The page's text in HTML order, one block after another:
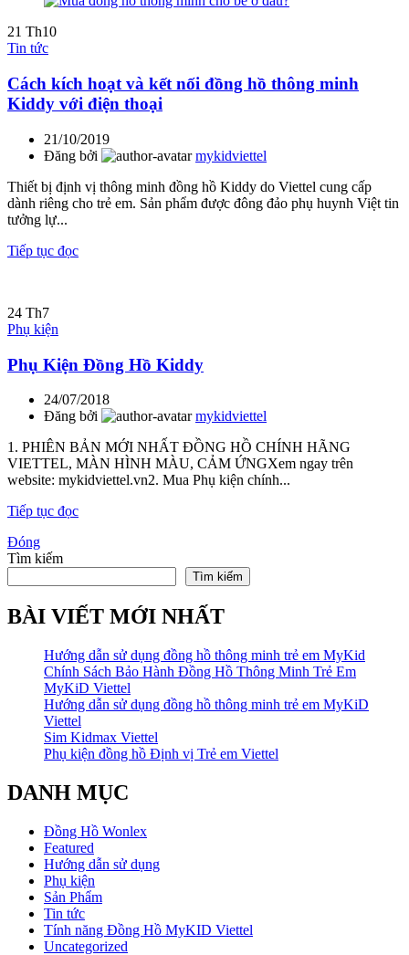
21 Th10
Tin tức
Cách kích hoạt và kết nối đồng hồ thông minh
Kiddy với điện thoại
21/10/2019
Đăng bởi
mykidviettel
Thiết bị định vị thông minh đồng hồ Kiddy do Viettel cung cấp
dành riêng cho trẻ em. Sản phẩm được đông đảo phụ huynh Việt tin
tưởng lự...
Tiếp tục đọc
24 Th7
Phụ kiện
Phụ Kiện Đồng Hồ Kiddy
24/07/2018
Đăng bởi
mykidviettel
1. PHIÊN BẢN MỚI NHẤT ĐỒNG HỒ CHÍNH HÃNG
VIETTEL, MÀN HÌNH MÀU, CẢM ỨNGXem ngay trên
website: mykidviettel.vn2. Mua Phụ kiện chính...
Tiếp tục đọc
Đóng
Tìm kiếm
Tìm kiếm
BÀI VIẾT MỚI NHẤT
Hướng dẫn sử dụng đồng hồ thông minh trẻ em MyKid
Chính Sách Bảo Hành Đồng Hồ Thông Minh Trẻ Em
MyKiD Viettel
Hướng dẫn sử dụng đồng hồ thông minh trẻ em MyKiD
Viettel
Sim Kidmax Viettel
Phụ kiện đồng hồ Định vị Trẻ em Viettel
DANH MỤC
Đồng Hồ Wonlex
Featured
Hướng dẫn sử dụng
Phụ kiện
Sản Phẩm
Tin tức
Tính năng Đồng Hồ MyKID Viettel
Uncategorized